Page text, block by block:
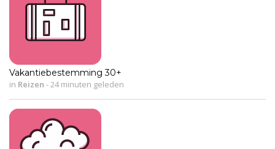
Vakantiebestemming 30+
in Reizen - 24 minuten geleden